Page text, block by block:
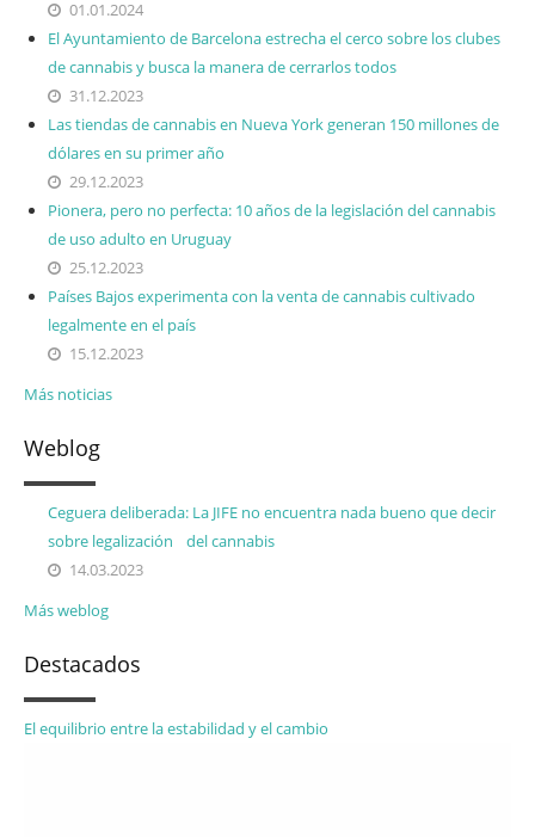
01.01.2024
El Ayuntamiento de Barcelona estrecha el cerco sobre los clubes
de cannabis y busca la manera de cerrarlos todos
31.12.2023
Las tiendas de cannabis en Nueva York generan 150 millones de
dólares en su primer año
29.12.2023
Pionera, pero no perfecta: 10 años de la legislación del cannabis
de uso adulto en Uruguay
25.12.2023
Países Bajos experimenta con la venta de cannabis cultivado
legalmente en el país
15.12.2023
Más noticias
Weblog
Ceguera deliberada: La JIFE no encuentra nada bueno que decir
sobre legalización del cannabis
14.03.2023
Más weblog
Destacados
El equilibrio entre la estabilidad y el cambio